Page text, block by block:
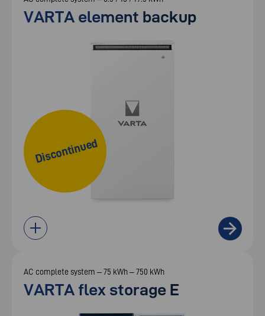
VARTA element backup
Discontinued
AC complete system – 75 kWh – 750 kWh
VARTA flex storage E